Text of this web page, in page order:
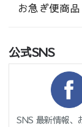
お急ぎ便商品
公式SNS
SNS 最新情報、